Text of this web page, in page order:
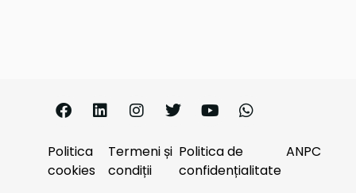
Politica
cookies
Termeni și
condiții
Politica de
confidențialitate
ANPC